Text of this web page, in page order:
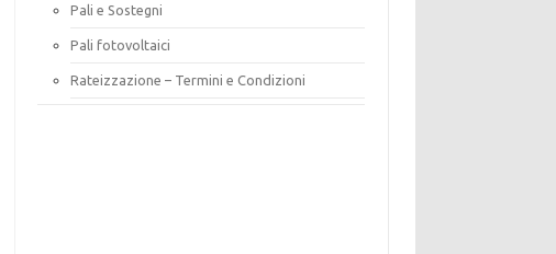
Pali e Sostegni
Pali fotovoltaici
Rateizzazione – Termini e Condizioni